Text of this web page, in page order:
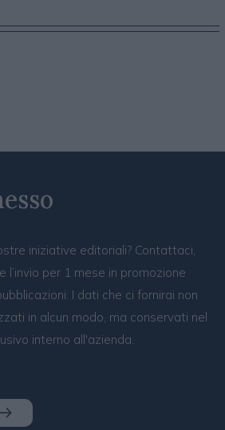
iniziative editoriali? Contattaci,
l’invio per 1 mese in promozione
I dati che ci fornirai non
in alcun modo, ma conservati nel
interno all'azienda.